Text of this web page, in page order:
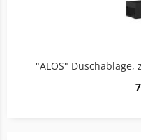
"ALOS" Duschablage,